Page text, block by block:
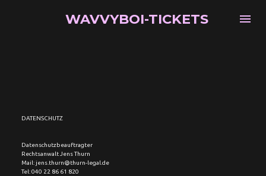
WAVVYBOI-TICKETS
DATENSCHUTZ
Datenschutzbeauftragter
Rechtsanwalt Jens Thurn
Mail: jens.thurn@thurn-legal.de
Tel: 040 22 86 61 820